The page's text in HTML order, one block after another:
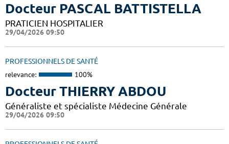
Docteur PASCAL BATTISTELLA
PRATICIEN HOSPITALIER
29/04/2026 09:50
PROFESSIONNELS DE SANTÉ
relevance: 100%
Docteur THIERRY ABDOU
Généraliste et spécialiste Médecine Générale
29/04/2026 09:50